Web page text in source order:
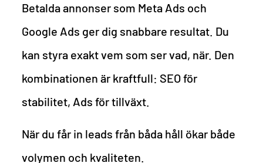
Betalda annonser som Meta Ads och
Google Ads ger dig snabbare resultat. Du
kan styra exakt vem som ser vad, när. Den
kombinationen är kraftfull: SEO för
stabilitet, Ads för tillväxt.
När du får in leads från båda håll ökar både
volymen och kvaliteten.